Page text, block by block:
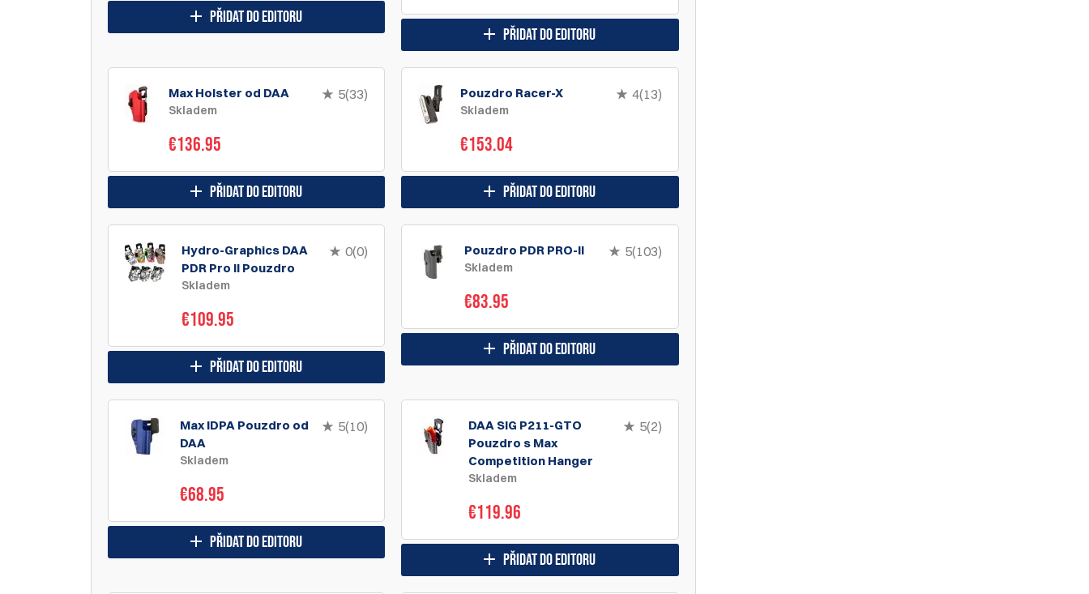
přidat do editoru
přidat do editoru
Max Holster od DAA
Skladem
€136.95
5(33)
přidat do editoru
Pouzdro Racer-X
Skladem
€153.04
4(13)
přidat do editoru
Hydro-Graphics DAA
PDR Pro II Pouzdro
Skladem
€109.95
0(0)
přidat do editoru
Pouzdro PDR PRO-II
Skladem
€83.95
5(103)
přidat do editoru
Max IDPA Pouzdro od
DAA
Skladem
€68.95
5(10)
přidat do editoru
DAA SIG P211-GTO
Pouzdro s Max
Competition Hanger
Skladem
€119.96
5(2)
přidat do editoru